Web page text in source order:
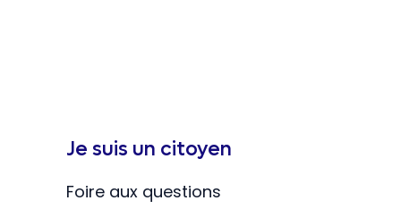
Je suis un citoyen
Foire aux questions